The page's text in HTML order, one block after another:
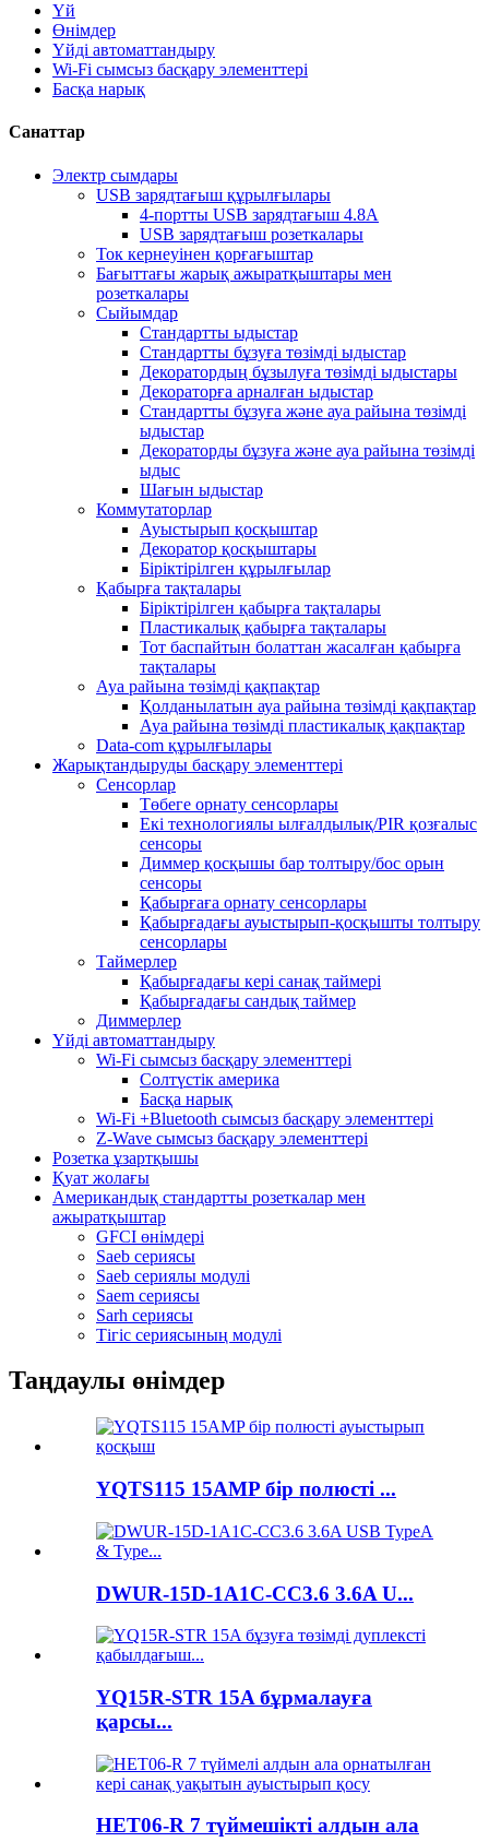
Үй
Өнімдер
Үйді автоматтандыру
Wi-Fi сымсыз басқару элементтері
Басқа нарық
Санаттар
Электр сымдары
USB зарядтағыш құрылғылары
4-портты USB зарядтағыш 4.8A
USB зарядтағыш розеткалары
Ток кернеуінен қорғағыштар
Бағыттағы жарық ажыратқыштары мен
розеткалары
Сыйымдар
Стандартты ыдыстар
Стандартты бұзуға төзімді ыдыстар
Декоратордың бұзылуға төзімді ыдыстары
Декораторға арналған ыдыстар
Стандартты бұзуға және ауа райына төзімді
ыдыстар
Декораторды бұзуға және ауа райына төзімді
ыдыс
Шағын ыдыстар
Коммутаторлар
Ауыстырып қосқыштар
Декоратор қосқыштары
Біріктірілген құрылғылар
Қабырға тақталары
Біріктірілген қабырға тақталары
Пластикалық қабырға тақталары
Тот баспайтын болаттан жасалған қабырға
тақталары
Ауа райына төзімді қақпақтар
Қолданылатын ауа райына төзімді қақпақтар
Ауа райына төзімді пластикалық қақпақтар
Data-com құрылғылары
Жарықтандыруды басқару элементтері
Сенсорлар
Төбеге орнату сенсорлары
Екі технологиялы ылғалдылық/PIR қозғалыс
сенсоры
Диммер қосқышы бар толтыру/бос орын
сенсоры
Қабырғаға орнату сенсорлары
Қабырғадағы ауыстырып-қосқышты толтыру
сенсорлары
Таймерлер
Қабырғадағы кері санақ таймері
Қабырғадағы сандық таймер
Диммерлер
Үйді автоматтандыру
Wi-Fi сымсыз басқару элементтері
Солтүстік америка
Басқа нарық
Wi-Fi +Bluetooth сымсыз басқару элементтері
Z-Wave сымсыз басқару элементтері
Розетка ұзартқышы
Қуат жолағы
Американдық стандартты розеткалар мен
ажыратқыштар
GFCI өнімдері
Saeb сериясы
Saeb сериялы модулі
Saem сериясы
Sarh сериясы
Тігіс сериясының модулі
Таңдаулы өнімдер
YQTS115 15AMP бір полюсті ...
DWUR-15D-1A1C-CC3.6 3.6A U...
YQ15R-STR 15A бұрмалауға
қарсы...
HET06-R 7 түймешікті алдын ала